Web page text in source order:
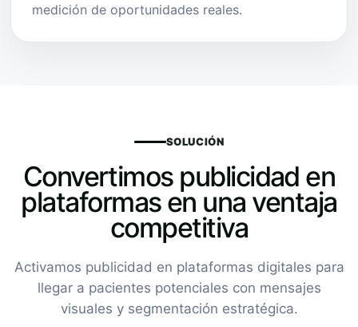
medición de oportunidades reales.
SOLUCIÓN
Convertimos publicidad en
plataformas en una ventaja
competitiva
Activamos publicidad en plataformas digitales para
llegar a pacientes potenciales con mensajes
visuales y segmentación estratégica.